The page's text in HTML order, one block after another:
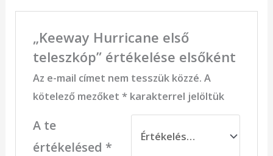
„Keeway Hurricane első
teleszkóp” értékelése elsőként
Az e-mail címet nem tesszük közzé. A
kötelező mezőket *karakterrel jelöltük
A te
értékelésed *